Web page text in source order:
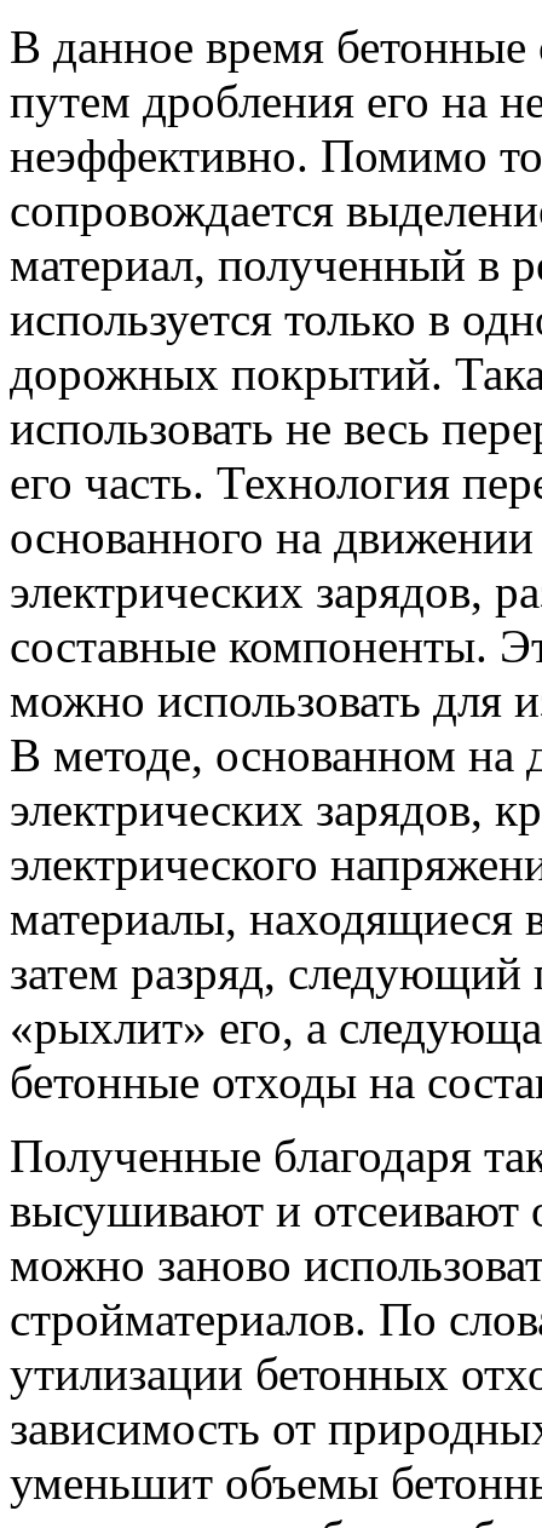
В данное время бетонные
путем дробления его на
неэффективно. Помимо
сопровождается
материал, полученный в
используется только в
дорожных покрытий.
использовать не весь
его часть. Технология
основанного на
электрических зарядов,
составные компоненты.
можно использовать для
В методе, основанном на
электрических зарядов,
электрического
материалы, находящиеся
затем разряд, следующий
«рыхлит» его, а
бетонные отходы на
Полученные благодаря
высушивают и отсеивают
можно заново
стройматериалов. По
утилизации бетонных
зависимость от
уменьшит объемы